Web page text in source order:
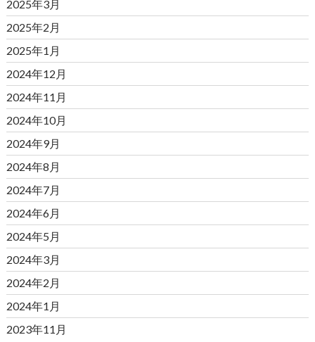
2025年3月
2025年2月
2025年1月
2024年12月
2024年11月
2024年10月
2024年9月
2024年8月
2024年7月
2024年6月
2024年5月
2024年3月
2024年2月
2024年1月
2023年11月